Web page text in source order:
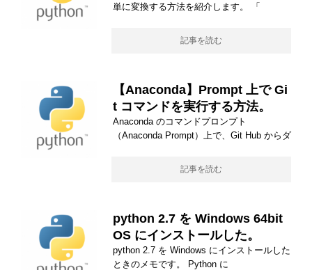
単に変換する方法を紹介します。 「
記事を読む
【Anaconda】Prompt 上で Gi
t コマンドを実行する方法。
Anaconda のコマンドプロンプト
（Anaconda Prompt）上で、Git Hub からダ
記事を読む
python 2.7 を Windows 64bit
OS にインストールした。
python 2.7 を Windows にインストールした
ときのメモです。 Python に